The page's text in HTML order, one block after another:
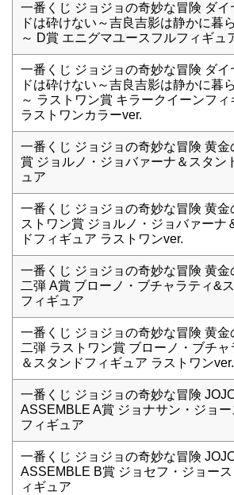
一番くじ ジョジョの奇妙な冒険 ダイ
ドは砕けない～吉良吉影は静かに暮
～ D賞 エニグマユースフルフィギュ
一番くじ ジョジョの奇妙な冒険 ダイ
ドは砕けない～吉良吉影は静かに暮
～ ラストワン賞 キラークイーンフィ
ラストワンカラーver.
一番くじ ジョジョの奇妙な冒険 黄金
賞 ジョルノ・ジョバァーナ＆スタン
ュア
一番くじ ジョジョの奇妙な冒険 黄金
ストワン賞 ジョルノ・ジョバァーナ
ドフィギュア ラストワンver.
一番くじ ジョジョの奇妙な冒険 黄金
二弾 A賞 ブローノ・ブチャラティ&
フィギュア
一番くじ ジョジョの奇妙な冒険 黄金
二弾 ラストワン賞 ブローノ・ブチャ
＆スタンドフィギュア ラストワンver.
一番くじ ジョジョの奇妙な冒険
ASSEMBLE A賞 ジョナサン・ジョー
フィギュア
一番くじ ジョジョの奇妙な冒険
ASSEMBLE B賞 ジョセフ・ジョース
ィギュア